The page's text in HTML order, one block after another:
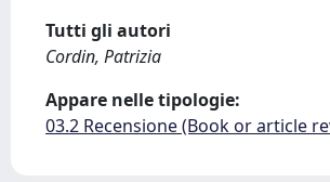
Tutti gli autori
Cordin, Patrizia
Appare nelle tipologie:
03.2 Recensione (Book or article